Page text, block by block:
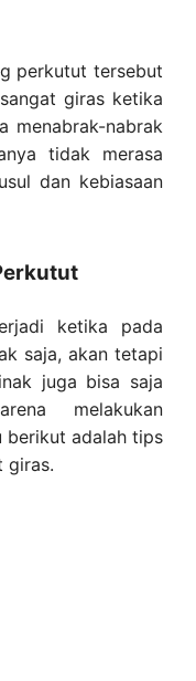
perkutut tersebut
giras ketika
menabrak-nabrak
tidak merasa
dan kebiasaan
ketika pada
saja, akan tetapi
juga bisa saja
melakukan
berikut adalah tips
giras.